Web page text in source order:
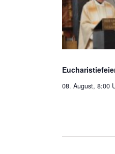
08. August, 8:00